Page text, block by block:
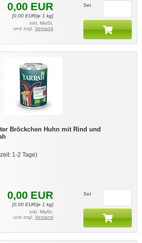
0,00 EUR
[0,00EUR/je 1 kg]
inkl. MwSt.
und zzgl. Versand
Set
Bröckchen Huhn mit Rind und
1-2 Tage)
0,00 EUR
[0,00EUR/je 1 kg]
inkl. MwSt.
und zzgl. Versand
Set